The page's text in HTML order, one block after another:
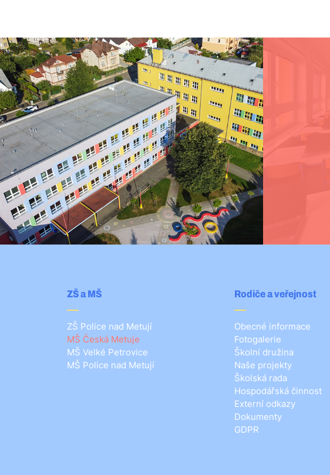
ZŠ a MŠ
ZŠ Police nad Metují
MŠ Česká Metuje
MŠ Velké Petrovice
MŠ Police nad Metují
Rodiče a veřejnost
Obecné informace
Fotogalerie
Školní družina
Naše projekty
Školská rada
Hospodářská činnost
Externí odkazy
Dokumenty
GDPR